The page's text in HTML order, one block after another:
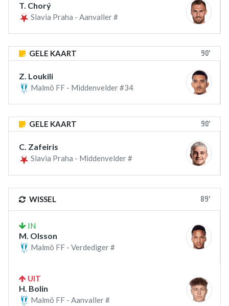
T. Chorý
Slavia Praha - Aanvaller #
GELE KAART 90'
Z. Loukili
Malmö FF - Middenvelder #34
GELE KAART 90'
C. Zafeiris
Slavia Praha - Middenvelder #
WISSEL 89'
IN
M. Olsson
Malmö FF - Verdediger #
UIT
H. Bolin
Malmö FF - Aanvaller #